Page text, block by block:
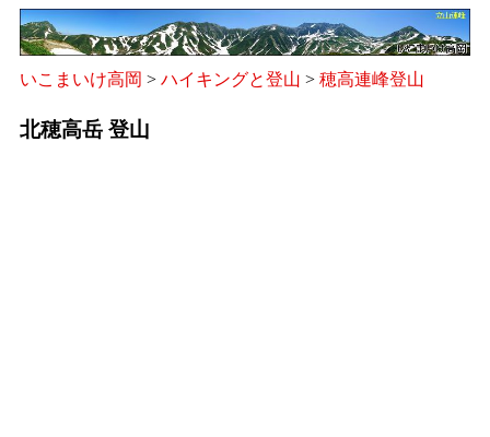
いこまいけ高岡 > ハイキングと登山 > 穂高連峰登山
北穂高岳 登山